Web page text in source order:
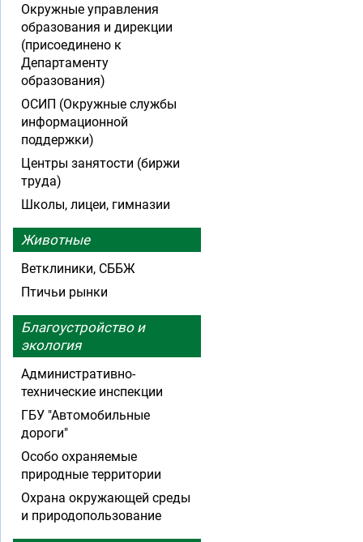
Окружные управления
образования и дирекции
(присоединено к
Департаменту
образования)
ОСИП (Окружные службы
информационной
поддержки)
Центры занятости (биржи
труда)
Школы, лицеи, гимназии
Животные
Ветклиники, СББЖ
Птичьи рынки
Благоустройство и
экология
Административно-
технические инспекции
ГБУ "Автомобильные
дороги"
Особо охраняемые
природные территории
Охрана окружающей среды
и природопользование